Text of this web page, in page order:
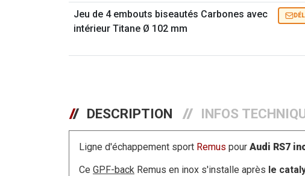
Jeu de 4 embouts biseautés Carbones avec
intérieur Titane Ø 102 mm
DESCRIPTION INFOS
Ligne d'échappement sport Remus pour Audi RS7
Ce GPF-back Remus en inox s'installe après le